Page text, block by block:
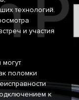
технологий.
и участия
поломки
к